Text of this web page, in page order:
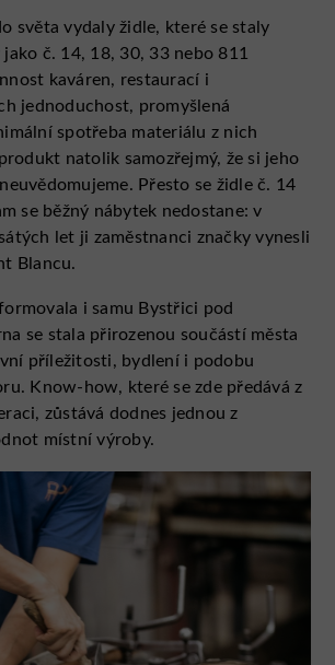
světa vydaly židle, které se staly
č. 14, 18, 30, 33 nebo 811
kaváren, restaurací i
jednoduchost, promyšlená
spotřeba materiálu z nich
natolik samozřejmý, že si jeho
Přesto se židle č. 14
se běžný nábytek nedostane: v
let ji zaměstnanci značky vynesli
Blancu.
i samu Bystřici pod
se stala přirozenou součástí města
příležitosti, bydlení i podobu
Know-how, které se zde předává z
zůstává dodnes jednou z
místní výroby.